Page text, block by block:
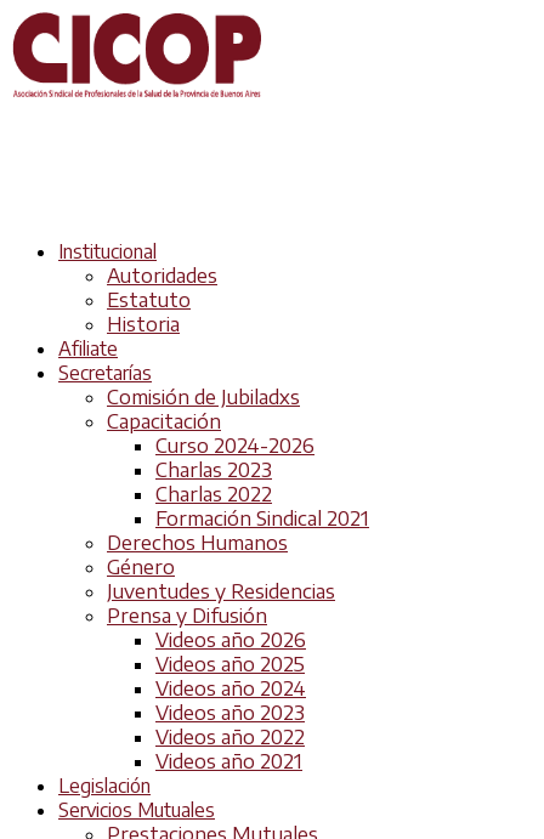
Institucional
Autoridades
Estatuto
Historia
Afiliate
Secretarías
Comisión de Jubiladxs
Capacitación
Curso 2024-2026
Charlas 2023
Charlas 2022
Formación Sindical 2021
Derechos Humanos
Género
Juventudes y Residencias
Prensa y Difusión
Videos año 2026
Videos año 2025
Videos año 2024
Videos año 2023
Videos año 2022
Videos año 2021
Legislación
Servicios Mutuales
Prestaciones Mutuales